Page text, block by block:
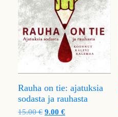
Rauha on tie: ajatuksia
sodasta ja rauhasta
15.00€ 9.00 €